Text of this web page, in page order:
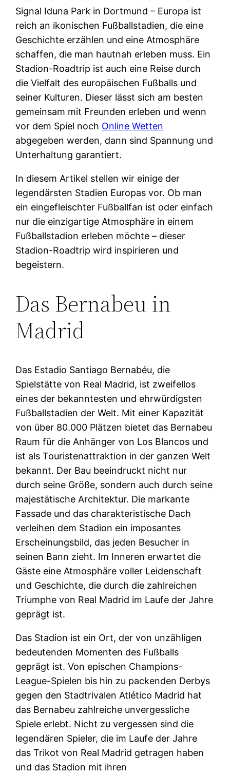
Signal Iduna Park in Dortmund – Europa ist
reich an ikonischen Fußballstadien, die eine
Geschichte erzählen und eine Atmosphäre
schaffen, die man hautnah erleben muss. Ein
Stadion-Roadtrip ist auch eine Reise durch
die Vielfalt des europäischen Fußballs und
seiner Kulturen. Dieser lässt sich am besten
gemeinsam mit Freunden erleben und wenn
vor dem Spiel noch Online Wetten
abgegeben werden, dann sind Spannung und
Unterhaltung garantiert.
In diesem Artikel stellen wir einige der
legendärsten Stadien Europas vor. Ob man
ein eingefleischter Fußballfan ist oder einfach
nur die einzigartige Atmosphäre in einem
Fußballstadion erleben möchte – dieser
Stadion-Roadtrip wird inspirieren und
begeistern.
Das Bernabeu in
Madrid
Das Estadio Santiago Bernabéu, die
Spielstätte von Real Madrid, ist zweifellos
eines der bekanntesten und ehrwürdigsten
Fußballstadien der Welt. Mit einer Kapazität
von über 80.000 Plätzen bietet das Bernabeu
Raum für die Anhänger von Los Blancos und
ist als Touristenattraktion in der ganzen Welt
bekannt. Der Bau beeindruckt nicht nur
durch seine Größe, sondern auch durch seine
majestätische Architektur. Die markante
Fassade und das charakteristische Dach
verleihen dem Stadion ein imposantes
Erscheinungsbild, das jeden Besucher in
seinen Bann zieht. Im Inneren erwartet die
Gäste eine Atmosphäre voller Leidenschaft
und Geschichte, die durch die zahlreichen
Triumphe von Real Madrid im Laufe der Jahre
geprägt ist.
Das Stadion ist ein Ort, der von unzähligen
bedeutenden Momenten des Fußballs
geprägt ist. Von epischen Champions-
League-Spielen bis hin zu packenden Derbys
gegen den Stadtrivalen Atlético Madrid hat
das Bernabeu zahlreiche unvergessliche
Spiele erlebt. Nicht zu vergessen sind die
legendären Spieler, die im Laufe der Jahre
das Trikot von Real Madrid getragen haben
und das Stadion mit ihren